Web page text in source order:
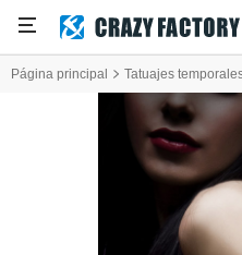
Página principal Tatuajes